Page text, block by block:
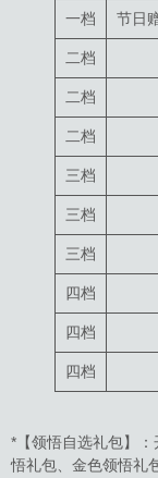
一档 节日
二档
二档
二档
三档
三档
三档
四档
四档
四档
*【领悟自选礼包】
悟礼包、金色领悟礼